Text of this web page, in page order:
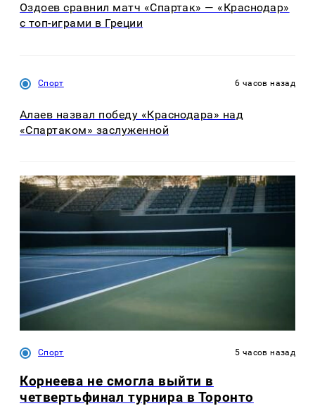
Оздоев сравнил матч «Спартак» — «Краснодар»
с топ-играми в Греции
Спорт 6 часов назад
Алаев назвал победу «Краснодара» над
«Спартаком» заслуженной
Спорт 5 часов назад
Корнеева не смогла выйти в
четвертьфинал турнира в Торонто